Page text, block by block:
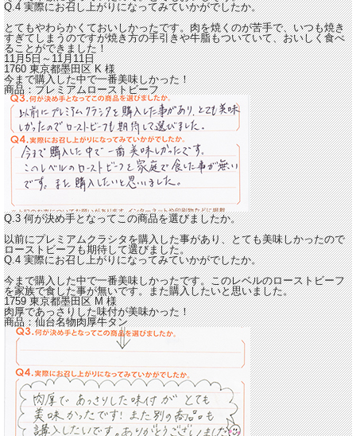
Q.4 実際にお召し上がりになってみていかがでしたか。
とてもやわらかくておいしかったです。肉を焼くのが苦手で、いつも焼き
すぎてしまうのですが焼き方の手引きや牛脂もついていて、おいしく食べ
ることができました！
11月5日～11月11日
1760 東京都墨田区K様
今まで購入した中で一番美味しかった！
商品：プレミアムローストビーフ
Q.3 何が決め手となってこの商品を選びましたか。
以前にプレミアムクラシタを購入した事があり、とても美味しかったので
ローストビーフも期待して選びました。
Q.4 実際にお召し上がりになってみていかがでしたか。
今まで購入した中で一番美味しかったです。このレベルのローストビーフ
を家族で食した事が無いです。また購入したいと思いました。
1759 東京都墨田区M様
肉厚であっさりした味付が美味かった！
商品：仙台名物肉厚牛タン